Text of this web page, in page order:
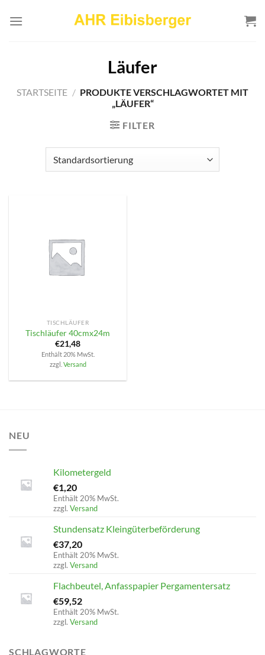
Inhalt
Läufer
STARTSEITE / PRODUKTE VERSCHLAGWORTET MIT
„LÄUFER“
FILTER
TISCHLÄUFER
Tischläufer 40cmx24m
€21,48
Enthält 20% MwSt.
zzgl. Versand
NEU
Kilometergeld
€1,20
Enthält 20% MwSt.
zzgl. Versand
Stundensatz Kleingüterbeförderung
€37,20
Enthält 20% MwSt.
zzgl. Versand
Flachbeutel, Anfasspapier Pergamentersatz
€59,52
Enthält 20% MwSt.
zzgl. Versand
SCHLAGWORTE